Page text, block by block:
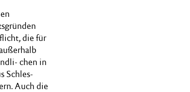
die für
chen in
Schles-
Auch die